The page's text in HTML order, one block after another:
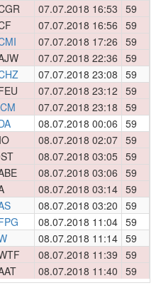
07.07.2018 16:53 59
07.07.2018 16:56 59
07.07.2018 17:26 59
07.07.2018 22:36 59
07.07.2018 23:08 59
07.07.2018 23:12 59
07.07.2018 23:18 59
08.07.2018 00:06 59
08.07.2018 02:07 59
08.07.2018 03:05 59
08.07.2018 03:06 59
08.07.2018 03:14 59
08.07.2018 03:20 59
08.07.2018 11:04 59
08.07.2018 11:14 59
08.07.2018 11:39 59
08.07.2018 11:40 59